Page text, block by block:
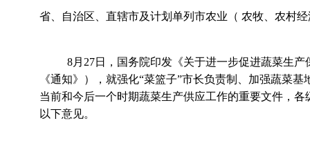
省、自治区、直辖市及计划单列市农业（ 农牧、农村
8月27日，国务院印发《关于进一步促进蔬菜生产
《通知》），就强化“菜篮子”市长负责制、加强蔬菜
当前和今后一个时期蔬菜生产供应工作的重要文件，
以下意见。